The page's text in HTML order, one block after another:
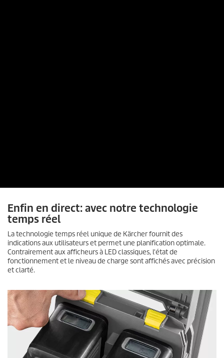
Enfin en direct: avec notre technologie
temps réel
La technologie temps réel unique de Kärcher fournit des
indications aux utilisateurs et permet une planification optimale.
Contrairement aux afficheurs à LED classiques, l'état de
fonctionnement et le niveau de charge sont affichés avec précision
et clarté.